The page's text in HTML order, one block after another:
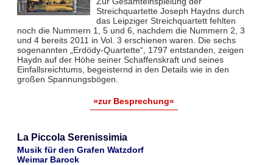
Streichquartette Joseph Haydns durch
das Leipziger Streichquartett fehlten
noch die Nummern 1, 5 und 6, nachdem die Nummern 2, 3
und 4 bereits 2011 in Vol. 3 erschienen waren. Die sechs
sogenannten „Erdödy-Quartette“, 1797 entstanden, zeigen
Haydn auf der Höhe seiner Schaffenskraft und seines
Einfallsreichtums, begeisternd in den Details wie in den
großen Spannungsbögen.
»zur Besprechung«
La Piccola Serenissimia
Musik für den Grafen Watzdorf
Weimar Barock